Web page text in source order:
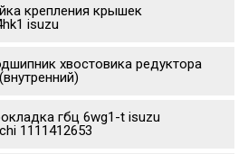
крепления крышек
isuzu
хвостовика редуктора
гбц 6wg1-t isuzu
1111412653